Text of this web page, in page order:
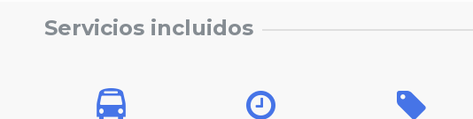
Servicios incluidos